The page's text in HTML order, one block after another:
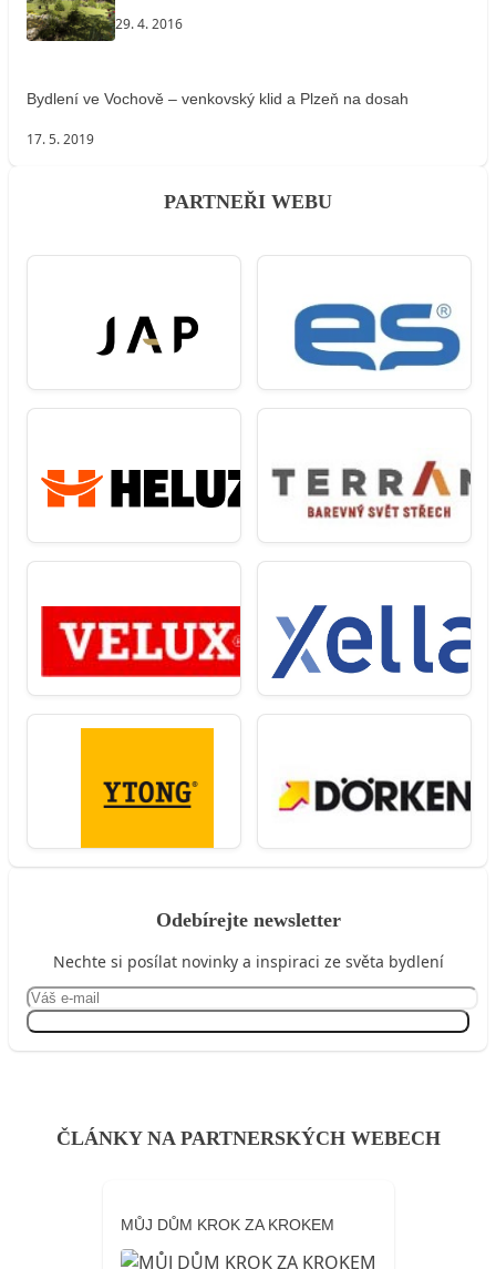
29. 4. 2016
Bydlení ve Vochově – venkovský klid a Plzeň na dosah
17. 5. 2019
PARTNEŘI WEBU
Odebírejte newsletter
Nechte si posílat novinky a inspiraci ze světa bydlení
ČLÁNKY NA PARTNERSKÝCH WEBECH
MŮJ DŮM KROK ZA KROKEM